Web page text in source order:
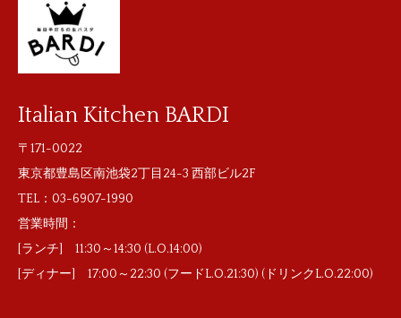
Italian Kitchen BARDI
〒171-0022
東京都豊島区南池袋2丁目24-3 西部ビル2F
TEL： 03-6907-1990
営業時間：
[ランチ] 11:30～14:30 (L.O.14:00)
[ディナー] 17:00～22:30 (フードL.O.21:30) (ドリンクL.O.22:00)